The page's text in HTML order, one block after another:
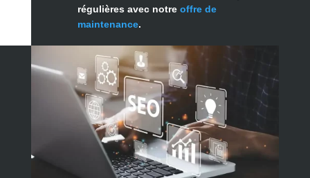
régulières avec notre offre de
maintenance.